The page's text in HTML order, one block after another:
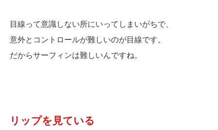
目線って意識しない所にいってしまいがちで、
意外とコントロールが難しいのが目線です。
だからサーフィンは難しいんですね。
リップを見ている